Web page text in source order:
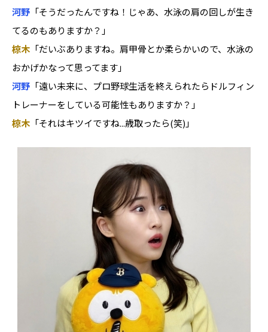
河野 「そうだったんですね！じゃあ、水泳の肩の回しが生き
てるのもありますか？」
椋木 「だいぶありますね。肩甲骨とか柔らかいので、水泳の
おかげかなって思ってます」
河野 「遠い未来に、プロ野球生活を終えられたらドルフィン
トレーナーをしている可能性もありますか？」
椋木 「それはキツイですね...歳取ったら(笑)」